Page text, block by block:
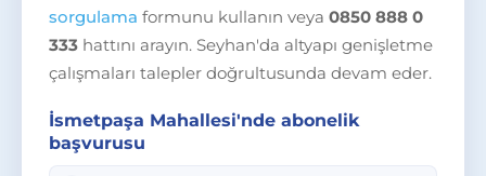
sorgulama formunu kullanın veya 0850 888 0
333 hattını arayın. Seyhan'da altyapı genişletme
çalışmaları talepler doğrultusunda devam eder.
İsmetpaşa Mahallesi'nde abonelik
başvurusu